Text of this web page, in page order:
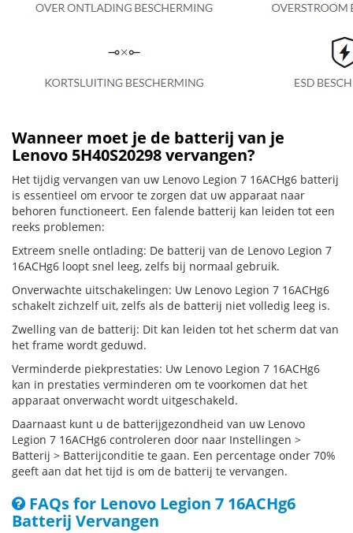
Wanneer moet je de batterij van je
Lenovo 5H40S20298 vervangen?
Het tijdig vervangen van uw Lenovo Legion 7 16ACHg6 batterij
is essentieel om ervoor te zorgen dat uw apparaat naar
behoren functioneert. Een falende batterij kan leiden tot een
reeks problemen:
Extreem snelle ontlading: De batterij van de Lenovo Legion 7
16ACHg6 loopt snel leeg, zelfs bij normaal gebruik.
Onverwachte uitschakelingen: Uw Lenovo Legion 7 16ACHg6
schakelt zichzelf uit, zelfs als de batterij niet volledig leeg is.
Zwelling van de batterij: Dit kan leiden tot het scherm dat van
het frame wordt geduwd.
Verminderde piekprestaties: Uw Lenovo Legion 7 16ACHg6
kan in prestaties verminderen om te voorkomen dat het
apparaat onverwacht wordt uitgeschakeld.
Daarnaast kunt u de batterijgezondheid van uw Lenovo
Legion 7 16ACHg6 controleren door naar Instellingen >
Batterij > Batterijconditie te gaan. Een percentage onder 70%
geeft aan dat het tijd is om de batterij te vervangen.
FAQs for Lenovo Legion 7 16ACHg6
Batterij Vervangen